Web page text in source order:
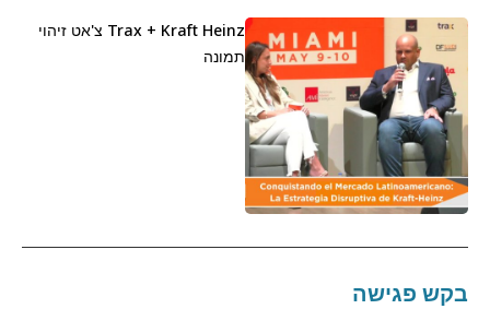
Trax + Kraft Heinz צ'אט זיהוי
תמונה
בקש פגישה